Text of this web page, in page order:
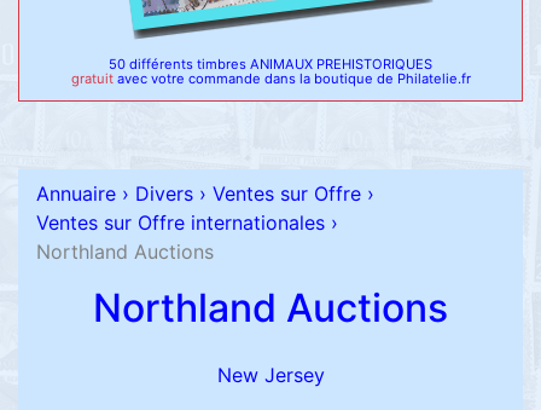
50 différents timbres ANIMAUX PREHISTORIQUES
gratuit avec votre commande dans la boutique de Philatelie.fr
Annuaire › Divers › Ventes sur Offre ›
Ventes sur Offre internationales ›
Northland Auctions
Northland Auctions
New Jersey